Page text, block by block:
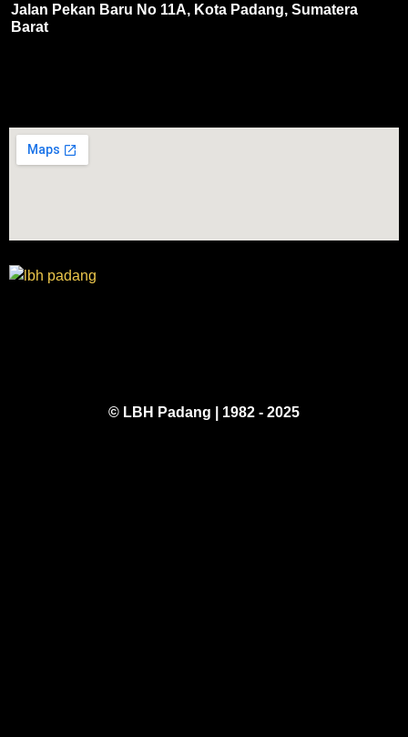
Jalan Pekan Baru No 11A, Kota Padang, Sumatera
Barat
© LBH Padang | 1982 - 2025